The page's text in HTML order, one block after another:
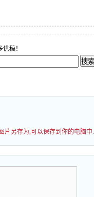
稿！
片另存为,可以保存到你的电脑中.